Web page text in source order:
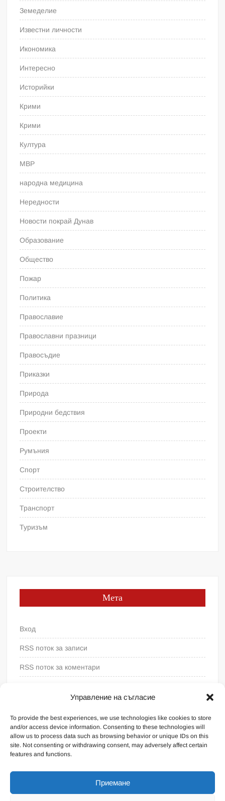
Управление на съгласие
To provide the best experiences, we use technologies like cookies to store
and/or access device information. Consenting to these technologies will
allow us to process data such as browsing behavior or unique IDs on this
site. Not consenting or withdrawing consent, may adversely affect certain
features and functions.
Приемане
Земеделие
Известни личности
Икономика
Интересно
Историйки
Крими
Крими
Култура
МВР
народна медицина
Нередности
Новости покрай Дунав
Образование
Общество
Пожар
Политика
Православие
Православни празници
Правосъдие
Приказки
Природа
Природни бедствия
Проекти
Румъния
Спорт
Строителство
Транспорт
Туризъм
Мета
Вход
RSS поток за записи
RSS поток за коментари